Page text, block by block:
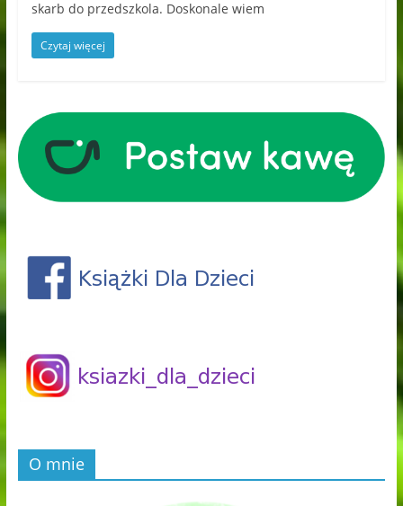
skarb do przedszkola. Doskonale wiem
Czytaj więcej
O mnie